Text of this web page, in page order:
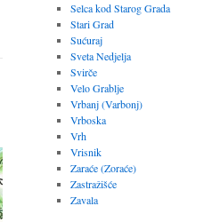
Selca kod Starog Grada
Stari Grad
Sućuraj
Sveta Nedjelja
Svirče
Velo Grablje
Vrbanj (Varbonj)
Vrboska
Vrh
Vrisnik
Zaraće (Zoraće)
Zastražišće
Zavala